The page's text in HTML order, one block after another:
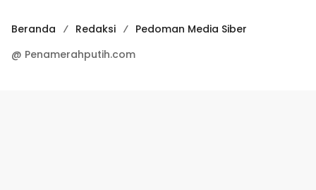
Beranda Redaksi
Pedoman Media Siber
@ Penamerahputih.com